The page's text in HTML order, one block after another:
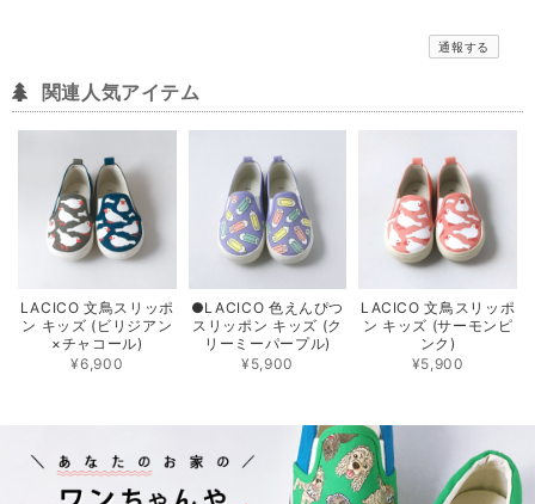
通報する
関連人気アイテム
LACICO 文鳥スリッポ
ン キッズ (ビリジアン
×チャコール)
¥6,900
●LACICO 色えんぴつ
スリッポン キッズ (ク
リーミーパープル)
¥5,900
LACICO 文鳥スリッポ
ン キッズ (サーモンピ
ンク)
¥5,900